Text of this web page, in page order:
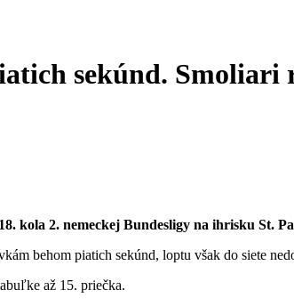
sekúnd. Smoliari
kola 2. nemeckej Bundesligy na ihrisku St.
behom piatich sekúnd, loptu však do siete
až 15. priečka.